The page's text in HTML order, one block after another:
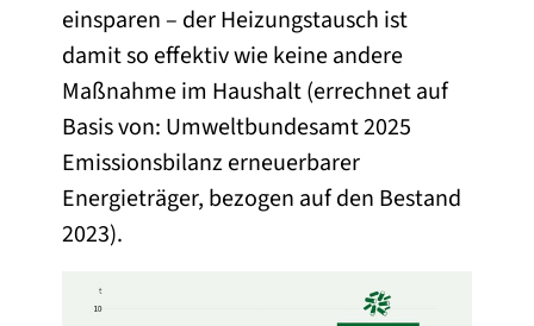
einsparen – der Heizungstausch ist
damit so effektiv wie keine andere
Maßnahme im Haushalt (errechnet auf
Basis von: Umweltbundesamt 2025
Emissionsbilanz erneuerbarer
Energieträger, bezogen auf den Bestand
2023).